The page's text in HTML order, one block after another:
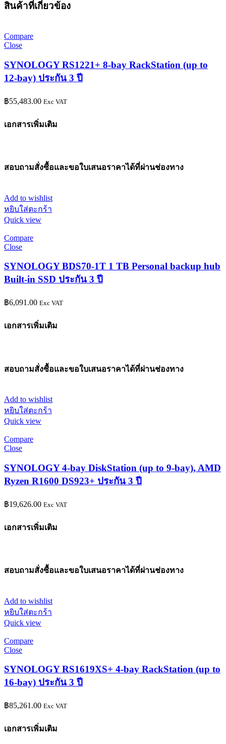
สินค้าที่เกี่ยวข้อง
Compare
Close
SYNOLOGY RS1221+ 8-bay RackStation (up to
12-bay) ประกัน 3 ปี
฿55,483.00 Exc VAT
เอกสารเพิ่มเติม
สอบถามสั่งซื้อและขอใบเสนอราคาได้ที่ผ่านช่องทาง
Add to wishlist
หยิบใส่ตะกร้า
Quick view
Compare
Close
SYNOLOGY BDS70-1T 1 TB Personal backup hub
Built-in SSD ประกัน 3 ปี
฿6,091.00 Exc VAT
เอกสารเพิ่มเติม
สอบถามสั่งซื้อและขอใบเสนอราคาได้ที่ผ่านช่องทาง
Add to wishlist
หยิบใส่ตะกร้า
Quick view
Compare
Close
SYNOLOGY 4-bay DiskStation (up to 9-bay), AMD
Ryzen R1600 DS923+ ประกัน 3 ปี
฿19,626.00 Exc VAT
เอกสารเพิ่มเติม
สอบถามสั่งซื้อและขอใบเสนอราคาได้ที่ผ่านช่องทาง
Add to wishlist
หยิบใส่ตะกร้า
Quick view
Compare
Close
SYNOLOGY RS1619XS+ 4-bay RackStation (up to
16-bay) ประกัน 3 ปี
฿85,261.00 Exc VAT
เอกสารเพิ่มเติม